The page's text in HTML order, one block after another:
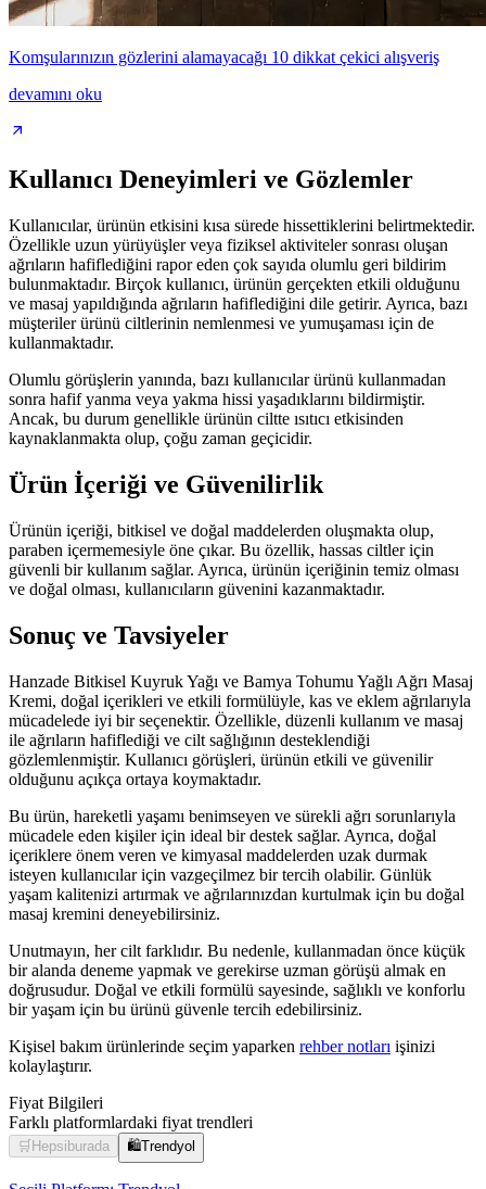
Komşularınızın gözlerini alamayacağı 10 dikkat çekici alışveriş
devamını oku
Kullanıcı Deneyimleri ve Gözlemler
Kullanıcılar, ürünün etkisini kısa sürede hissettiklerini belirtmektedir.
Özellikle uzun yürüyüşler veya fiziksel aktiviteler sonrası oluşan
ağrıların hafiflediğini rapor eden çok sayıda olumlu geri bildirim
bulunmaktadır. Birçok kullanıcı, ürünün gerçekten etkili olduğunu
ve masaj yapıldığında ağrıların hafiflediğini dile getirir. Ayrıca, bazı
müşteriler ürünü ciltlerinin nemlenmesi ve yumuşaması için de
kullanmaktadır.
Olumlu görüşlerin yanında, bazı kullanıcılar ürünü kullanmadan
sonra hafif yanma veya yakma hissi yaşadıklarını bildirmiştir.
Ancak, bu durum genellikle ürünün ciltte ısıtıcı etkisinden
kaynaklanmakta olup, çoğu zaman geçicidir.
Ürün İçeriği ve Güvenilirlik
Ürünün içeriği, bitkisel ve doğal maddelerden oluşmakta olup,
paraben içermemesiyle öne çıkar. Bu özellik, hassas ciltler için
güvenli bir kullanım sağlar. Ayrıca, ürünün içeriğinin temiz olması
ve doğal olması, kullanıcıların güvenini kazanmaktadır.
Sonuç ve Tavsiyeler
Hanzade Bitkisel Kuyruk Yağı ve Bamya Tohumu Yağlı Ağrı Masaj
Kremi, doğal içerikleri ve etkili formülüyle, kas ve eklem ağrılarıyla
mücadelede iyi bir seçenektir. Özellikle, düzenli kullanım ve masaj
ile ağrıların hafiflediği ve cilt sağlığının desteklendiği
gözlemlenmiştir. Kullanıcı görüşleri, ürünün etkili ve güvenilir
olduğunu açıkça ortaya koymaktadır.
Bu ürün, hareketli yaşamı benimseyen ve sürekli ağrı sorunlarıyla
mücadele eden kişiler için ideal bir destek sağlar. Ayrıca, doğal
içeriklere önem veren ve kimyasal maddelerden uzak durmak
isteyen kullanıcılar için vazgeçilmez bir tercih olabilir. Günlük
yaşam kalitenizi artırmak ve ağrılarınızdan kurtulmak için bu doğal
masaj kremini deneyebilirsiniz.
Unutmayın, her cilt farklıdır. Bu nedenle, kullanmadan önce küçük
bir alanda deneme yapmak ve gerekirse uzman görüşü almak en
doğrusudur. Doğal ve etkili formülü sayesinde, sağlıklı ve konforlu
bir yaşam için bu ürünü güvenle tercih edebilirsiniz.
Kişisel bakım ürünlerinde seçim yaparken rehber notları işinizi
kolaylaştırır.
Fiyat Bilgileri
Farklı platformlardaki fiyat trendleri
🛒Hepsiburada 🛍️Trendyol